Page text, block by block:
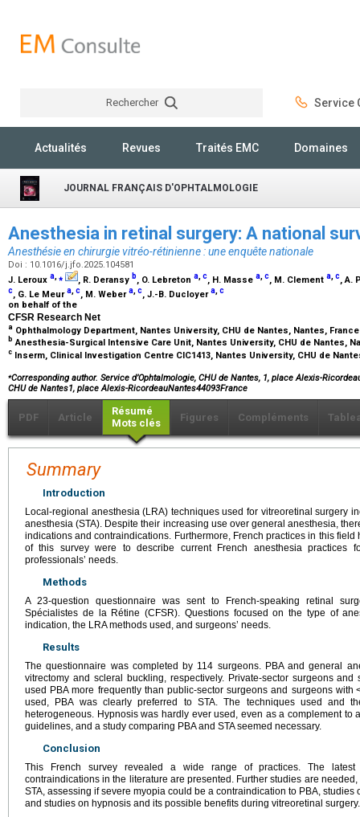
Rechercher Service
Actualités Revues Traités EMC Domaines
JOURNAL FRANÇAIS D'OPHTALMOLOGIE
Anesthesia in retinal surgery: A national
Anesthésie en chirurgie vitréo-rétinienne : une enquête nationale
Doi : 10.1016/j.jfo.2025.104581
J. Leroux a,⁎ , R. Deransy b, O. Lebreton a,c, H. Masse a,c, M. Clement a,c, A.
c, G. Le Meura c, M. Webera c, J.-B. Ducloyera c
on behalf of the
CFSR Research Net
a Ophthalmology Department, Nantes University, CHU de Nantes, Nantes,
b Anesthesia-Surgical Intensive Care Unit, Nantes University, CHU de Nantes,
c Inserm, Clinical Investigation Centre CIC1413, Nantes University, CHU de
⁎Corresponding author. Service d’Ophtalmologie, CHU de Nantes, 1, place Alexis-
CHU de Nantes1, place Alexis-RicordeauNantes44093France
PDF Article
Résumé
Mots clés
Figures Compléments
Summary
Introduction
Local-regional anesthesia (LRA) techniques used for vitreoretinal surgery
anesthesia (STA). Despite their increasing use over general anesthesia,
indications and contraindications. Furthermore, French practices in this
of this survey were to describe current French anesthesia practices
professionals’ needs.
Methods
A 23-question questionnaire was sent to French-speaking retinal
Spécialistes de la Rétine (CFSR). Questions focused on the type of
indication, the LRA methods used, and surgeons’ needs.
Results
The questionnaire was completed by 114 surgeons. PBA and general
vitrectomy and scleral buckling, respectively. Private-sector surgeons and
used PBA more frequently than public-sector surgeons and surgeons with
used, PBA was clearly preferred to STA. The techniques used and
heterogeneous. Hypnosis was hardly ever used, even as a complement to
guidelines, and a study comparing PBA and STA seemed necessary.
Conclusion
This French survey revealed a wide range of practices. The
contraindications in the literature are presented. Further studies are
STA, assessing if severe myopia could be a contraindication to PBA,
and studies on hypnosis and its possible benefits during vitreoretinal surgery.